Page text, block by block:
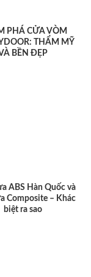
PHÁ CỬA VÒM
THẨM MỸ
BỀN ĐẸP
ABS Hàn Quốc và
Composite – Khác
biệt ra sao